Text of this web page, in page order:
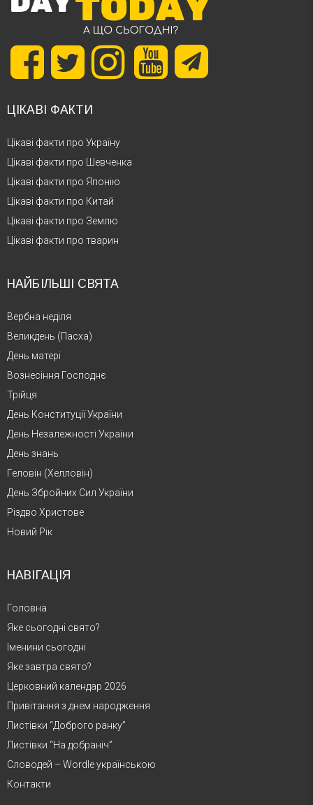
ЦІКАВІ ФАКТИ
Цікаві факти про Україну
Цікаві факти про Шевченка
Цікаві факти про Японію
Цікаві факти про Китай
Цікаві факти про Землю
Цікаві факти про тварин
НАЙБІЛЬШІ СВЯТА
Вербна неділя
Великдень (Пасха)
День матері
Вознесіння Господнє
Трійця
День Конституції України
День Незалежності України
День знань
Геловін (Хелловін)
День Збройних Сил України
Різдво Христове
Новий Рік
НАВІГАЦІЯ
Головна
Яке сьогодні свято?
Іменини сьогодні
Яке завтра свято?
Церковний календар 2026
Привітання з днем народження
Листівки “Доброго ранку”
Листівки “На добраніч”
Словодей – Wordle українською
Контакти